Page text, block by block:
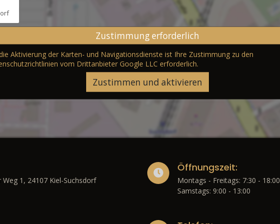
Zustimmung erforderlich
Aktivierung der Karten- und Navigationsdienste ist Ihre Zustimmung zu den
vom Drittanbieter Google LLC erforderlich.
Zustimmen und aktivieren
1, 24107 Kiel-Suchsdorf
Öffnungszeit:
Montags - Freitags: 7:30 - 18:00
Samstags: 9:00 - 13:00